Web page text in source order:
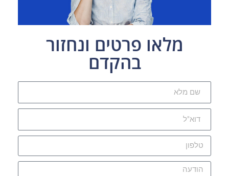
מלאו פרטים ונחזור
בהקדם